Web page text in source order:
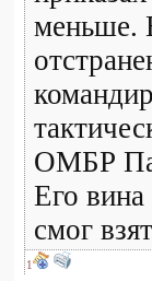
меньше.
ОМБР
Его
смог
1